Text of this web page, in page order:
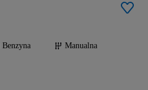
Benzyna
Manualna